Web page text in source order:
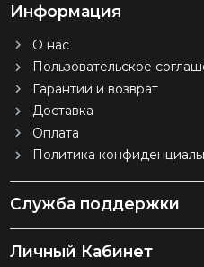
Информация
О нас
Пользовательское
Гарантии и возврат
Доставка
Оплата
Политика
Служба поддержки
Личный Кабинет